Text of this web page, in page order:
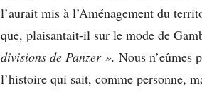
l’aurait mis à l’Aménagement du
que, plaisantait-il sur le mode de
divisions de Panzer ». Nous n’eûmes
l’histoire qui sait, comme personne,